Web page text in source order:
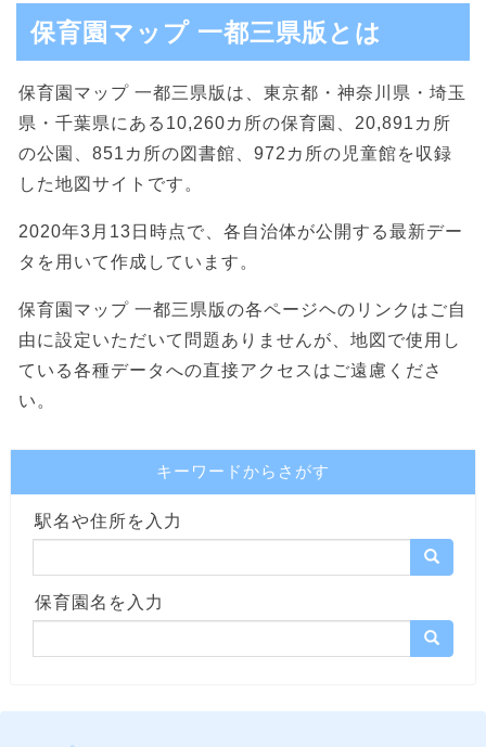
保育園マップ 一都三県版とは
保育園マップ 一都三県版は、東京都・神奈川県・埼玉
県・千葉県にある10,260カ所の保育園、20,891カ所
の公園、851カ所の図書館、972カ所の児童館を収録
した地図サイトです。
2020年3月13日時点で、各自治体が公開する最新デー
タを用いて作成しています。
保育園マップ 一都三県版の各ページヘのリンクはご自
由に設定いただいて問題ありませんが、地図で使用し
ている各種データへの直接アクセスはご遠慮くださ
い。
キーワードからさがす
駅名や住所を入力
保育園名を入力